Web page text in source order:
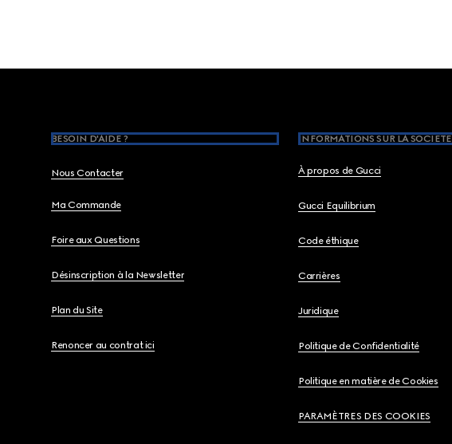
BESOIN D'AIDE ?
Nous Contacter
Ma Commande
Foire aux Questions
Désinscription à la Newsletter
Plan du Site
Renoncer au contrat ici
INFORMATIONS SUR LA SOCIETE
À propos de Gucci
Gucci Equilibrium
Code éthique
Carrières
Juridique
Politique de Confidentialité
Politique en matière de Cookies
PARAMÈTRES DES COOKIES